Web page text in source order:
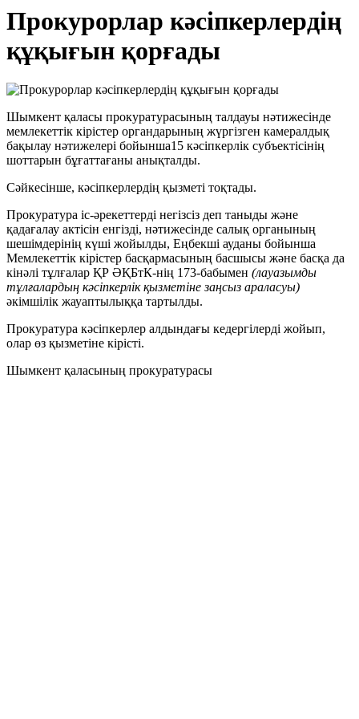
Прокурорлар кәсіпкерлердің
құқығын қорғады
Шымкент қаласы прокуратурасының талдауы нәтижесінде
мемлекеттік кірістер органдарының жүргізген камералдық
бақылау нәтижелері бойынша15 кәсіпкерлік субъектісінің
шоттарын бұғаттағаны анықталды.
Сәйкесінше, кәсіпкерлердің қызметі тоқтады.
Прокуратура іс-әрекеттерді негізсіз деп таныды және
қадағалау актісін енгізді, нәтижесінде салық органының
шешімдерінің күші жойылды, Еңбекші ауданы бойынша
Мемлекеттік кірістер басқармасының басшысы және басқа да
кінәлі тұлғалар ҚР ӘҚБтК-нің 173-бабымен (лауазымды
тұлғалардың кәсіпкерлік қызметіне заңсыз араласуы)
әкімшілік жауаптылыққа тартылды.
Прокуратура кәсіпкерлер алдындағы кедергілерді жойып,
олар өз қызметіне кірісті.
Шымкент қаласының прокуратурасы